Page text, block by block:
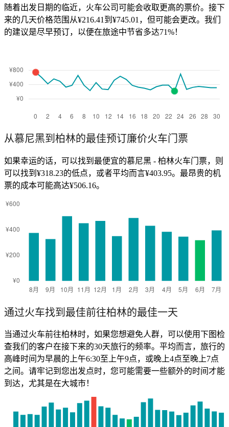
随着出发日期的临近，火车公司可能会收取更高的票价。接下
来的几天价格范围从¥216.41到¥745.01，但可能会更改。我们
的建议是尽早预订，以便在旅途中节省多达71%！
从慕尼黑到柏林的最佳预订廉价火车门票
如果幸运的话，可以找到最便宜的慕尼黑 - 柏林火车门票，则
可以找到¥318.23的低点，或者平均而言¥403.95。最昂贵的机
票的成本可能高达¥506.16。
通过火车找到最佳前往柏林的最佳一天
当通过火车前往柏林时，如果您想避免人群，可以使用下图检
查我们的客户在接下来的30天旅行的频率。平均而言，旅行的
高峰时间为早晨的上午6:30至上午9点，或晚上4点至晚上7点
之间。请牢记到您出发点时，您可能需要一些额外的时间才能
到达，尤其是在大城市！